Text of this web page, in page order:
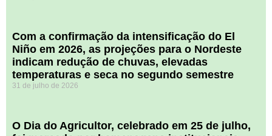
Com a confirmação da intensificação do El
Niño em 2026, as projeções para o Nordeste
indicam redução de chuvas, elevadas
temperaturas e seca no segundo semestre
31 de julho de 2026
O Dia do Agricultor, celebrado em 25 de julho,